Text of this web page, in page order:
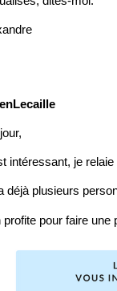
intéressant, je relaie
déjà plusieurs
profite pour faire